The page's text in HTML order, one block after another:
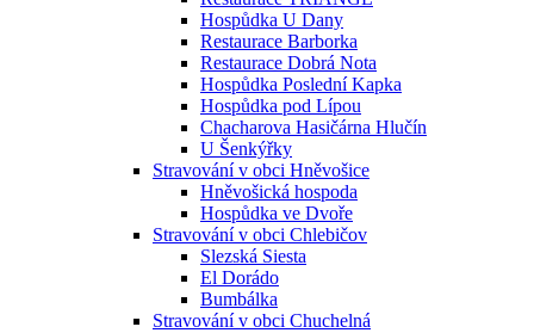
Hospůdka U Dany
Restaurace Barborka
Restaurace Dobrá Nota
Hospůdka Poslední Kapka
Hospůdka pod Lípou
Chacharova Hasičárna Hlučín
U Šenkýřky
Stravování v obci Hněvošice
Hněvošická hospoda
Hospůdka ve Dvoře
Stravování v obci Chlebičov
Slezská Siesta
El Dorádo
Bumbálka
Stravování v obci Chuchelná